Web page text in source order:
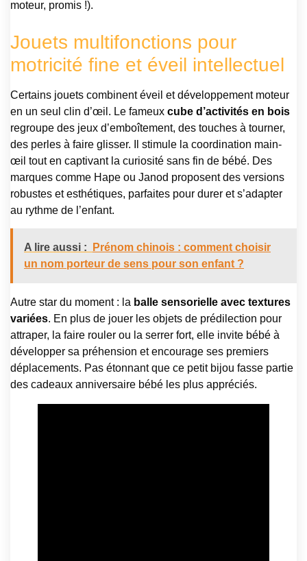
moteur, promis !).
Jouets multifonctions pour
motricité fine et éveil intellectuel
Certains jouets combinent éveil et développement moteur
en un seul clin d’œil. Le fameux cube d’activités en bois
regroupe des jeux d’emboîtement, des touches à tourner,
des perles à faire glisser. Il stimule la coordination main-
œil tout en captivant la curiosité sans fin de bébé. Des
marques comme Hape ou Janod proposent des versions
robustes et esthétiques, parfaites pour durer et s’adapter
au rythme de l’enfant.
A lire aussi :
Prénom chinois : comment choisir
un nom porteur de sens pour son enfant ?
Autre star du moment : la balle sensorielle avec textures
variées. En plus de jouer les objets de prédilection pour
attraper, la faire rouler ou la serrer fort, elle invite bébé à
développer sa préhension et encourage ses premiers
déplacements. Pas étonnant que ce petit bijou fasse partie
des cadeaux anniversaire bébé les plus appréciés.